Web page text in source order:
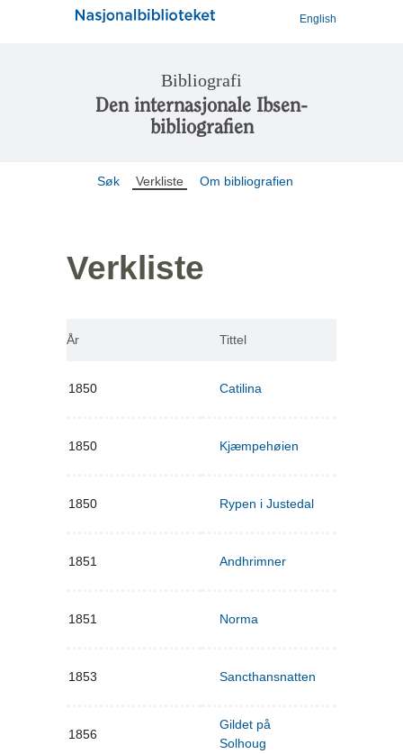
English
Bibliografi
Den internasjonale Ibsen-
bibliografien
Søk Verkliste Om bibliografien
Verkliste
År Tittel
1850 Catilina
1850 Kjæmpehøien
1850 Rypen i Justedal
1851 Andhrimner
1851 Norma
1853 Sancthansnatten
1856
Gildet på
Solhoug